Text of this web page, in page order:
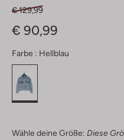
€ 129,99
€ 90,99
Farbe : Hellblau
Wähle deine Größe: Diese